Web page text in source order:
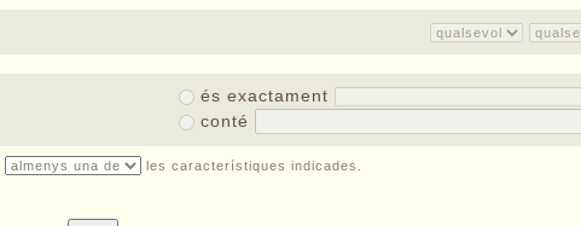
és exactament
conté
les característiques indicades.